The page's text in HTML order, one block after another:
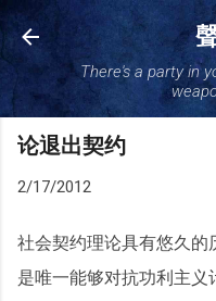
跳
There's a party in
论退出契约
2/17/2012
社会契约理论具有悠久的
是唯一能够对抗功利主